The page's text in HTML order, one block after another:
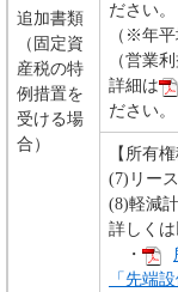
追加書類
（固定資
産税の特
例措置を
受ける場
合）
ださい。
（※年
（営業
詳細は
ださい。
【所有
(7)リー
(8)軽減
詳しくは
・
「先端